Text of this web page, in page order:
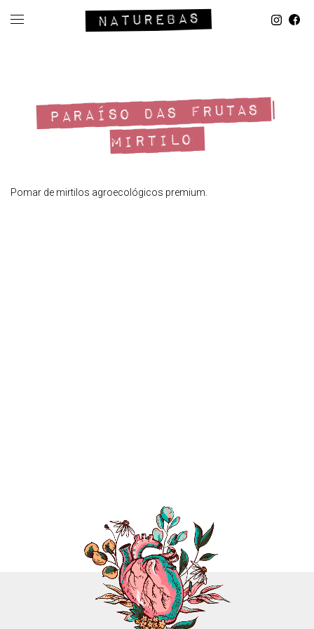
PARAÍSO DAS FRUTAS |
MIRTILO
Pomar de mirtilos agroecológicos premium.